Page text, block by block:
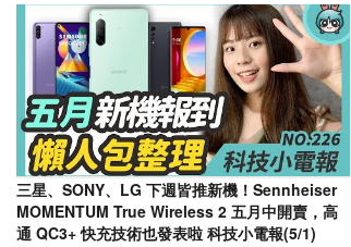
三星、SONY、LG 下週皆推新機！Sennheiser
MOMENTUM True Wireless 2 五月中開賣，高
通 QC3+ 快充技術也發表啦 科技小電報(5/1)